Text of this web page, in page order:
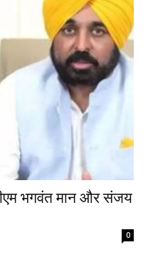
भगवंत मान और संजय
0